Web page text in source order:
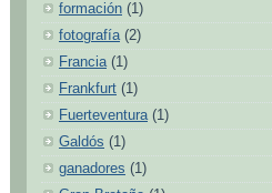
formación (1)
fotografía (2)
Francia (1)
Frankfurt (1)
Fuerteventura (1)
Galdós (1)
ganadores (1)